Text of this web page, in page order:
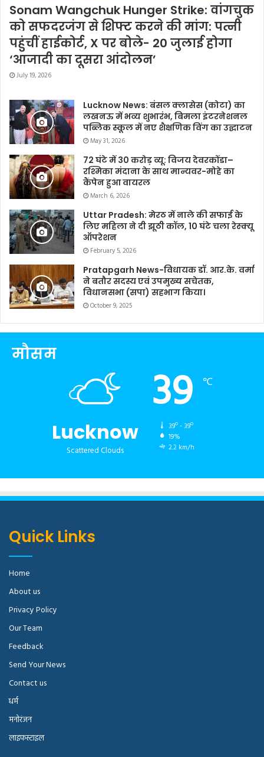
Sonam Wangchuk Hunger Strike: वांगचुक
को सफदरजंग से शिफ्ट करने की मांग: पत्नी
पहुंचीं हाईकोर्ट, X पर बोले- 20 जुलाई होगा
‘आजादी का दूसरा आंदोलन’
July 19, 2026
Lucknow News: बंसल क्लासेस (कोटा) का
लखनऊ में भव्य शुभारंभ, बिमला इंटरनेशनल
पब्लिक स्कूल में नए शैक्षणिक विंग का उद्घाटन
May 31, 2026
72 घंटे में 30 करोड़ व्यू: विजय देवरकोंडा–
रश्मिका मंदाना के साथ मान्यवर-मोहे का
कैंपेन हुआ वायरल
March 6, 2026
Uttar Pradesh: मेरठ में नाले की सफाई के
लिए महिला ने दी झूठी कॉल, 10 घंटे चला रेस्क्यू
ऑपरेशन
February 5, 2026
Pratapgarh News-विधायक डॉ. आर.के. वर्मा
ने बतौर सदस्य एवं उपमुख्य सचेतक,
विधानसभा (सपा) सहभाग किया।
October 9, 2025
मौसम
Lucknow
Scattered Clouds
39 ℃
39º - 39º
19%
2.2 km/h
Quick Links
Home
About us
Privacy Policy
Our Team
Feedback
Send Your News
Contact us
धर्म
मनोरंजन
लाइफस्टाइल